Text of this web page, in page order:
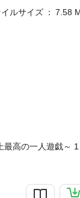
最高の一人遊戯～ 1
ルサイズ
7.58